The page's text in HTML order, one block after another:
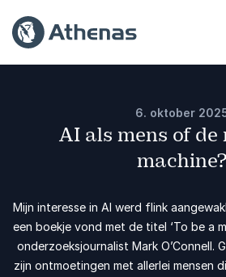
6. oktober
AI als mens of de
machine?
Mijn interesse in AI werd flink
een boekje vond met de titel ‘To be a
onderzoeksjournalist Mark O’Connell.
zijn ontmoetingen met allerlei mensen